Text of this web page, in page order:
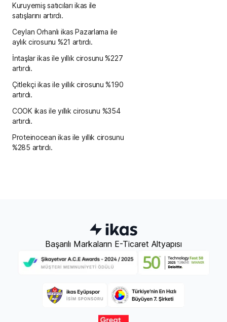
Kuruyemiş satıcıları ikas ile
satışlarını artırdı.
Ceylan Orhanlı ikas Pazarlama ile
aylık cirosunu %21 artırdı.
İntaşlar ikas ile yıllık cirosunu %227
artırdı.
Çitlekçi ikas ile yıllık cirosunu %190
artırdı.
COOK ikas ile yıllık cirosunu %354
artırdı.
Proteinocean ikas ile yıllık cirosunu
%285 artırdı.
Başarılı Markaların E-Ticaret Altyapısı